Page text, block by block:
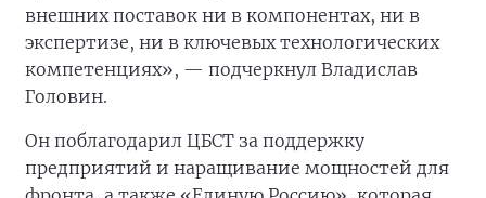
внешних поставок ни в компонентах, ни в
экспертизе, ни в ключевых технологических
компетенциях», — подчеркнул Владислав
Головин.
Он поблагодарил ЦБСТ за поддержку
предприятий и наращивание мощностей для